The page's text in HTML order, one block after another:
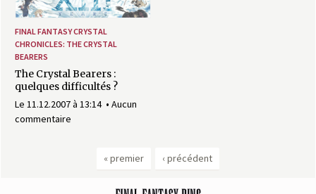
FINAL FANTASY CRYSTAL
CHRONICLES: THE CRYSTAL
BEARERS
The Crystal Bearers :
quelques difficultés ?
Le 11.12.2007 à 13:14
Aucun
commentaire
« premier ‹ précédent